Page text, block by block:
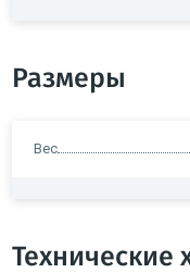
Размеры
Вес
Технические